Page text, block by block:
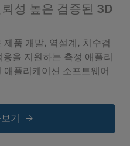
성 높은 검증된 3D
품 개발, 역설계, 치수검
을 지원하는 측정 애플리
플리케이션 소프트웨어
기